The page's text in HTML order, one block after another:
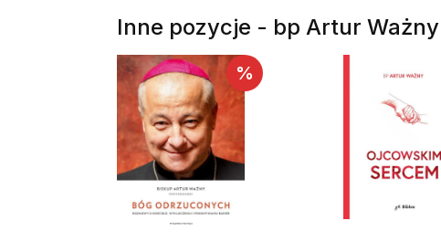
Inne pozycje - bp Artur Ważny
%